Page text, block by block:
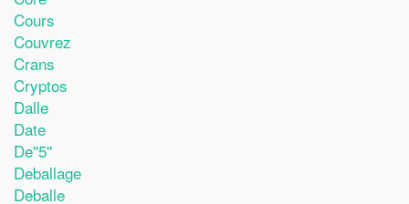
Cours
Couvrez
Crans
Cryptos
Dalle
Date
De''5''
Deballage
Deballe